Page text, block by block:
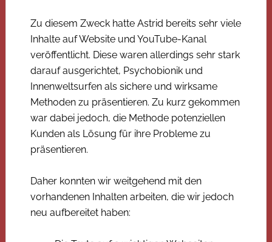
Zu diesem Zweck hatte Astrid bereits sehr viele
Inhalte auf Website und YouTube-Kanal
veröffentlicht. Diese waren allerdings sehr stark
darauf ausgerichtet, Psychobionik und
Innenweltsurfen als sichere und wirksame
Methoden zu präsentieren. Zu kurz gekommen
war dabei jedoch, die Methode potenziellen
Kunden als Lösung für ihre Probleme zu
präsentieren.
Daher konnten wir weitgehend mit den
vorhandenen Inhalten arbeiten, die wir jedoch
neu aufbereitet haben: